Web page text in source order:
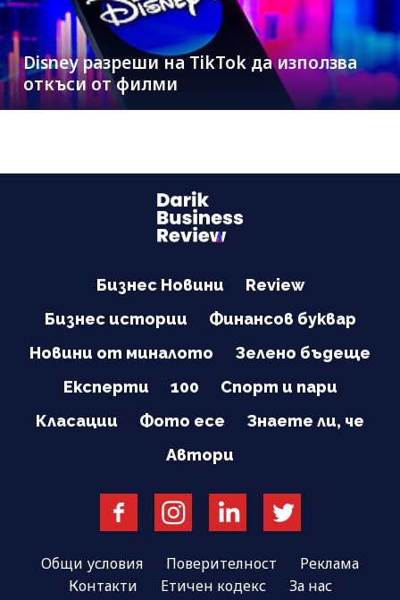
Disney разреши на TikTok да използва
откъси от филми
Бизнес Новини
Review
Бизнес истории
Финансов буквар
Новини от миналото
Зелено бъдеще
Експерти
100
Спорт и пари
Класации
Фото есе
Знаете ли, че
Автори
Общи условия Поверителност
Реклама
Контакти
Етичен кодекс За нас